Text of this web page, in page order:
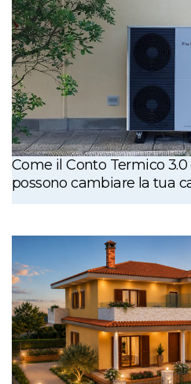
Come il Conto Termico
possono cambiare la tua